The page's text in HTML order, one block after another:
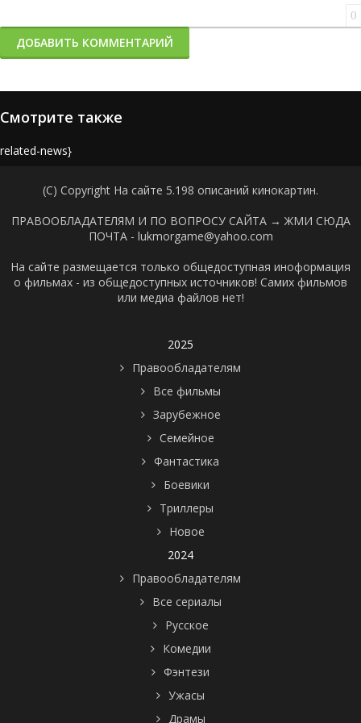
0
ДОБАВИТЬ КОММЕНТАРИЙ
Смотрите также
news}
(C) Copyright На сайте 5.198 описаний кинокартин.
ПРАВООБЛАДАТЕЛЯМ И ПО ВОПРОСУ САЙТА → ЖМИ СЮДА
ПОЧТА - lukmorgame@yahoo.com
На сайте размещается только общедоступная иноформация
о фильмах - из общедоступных источников! Самих фильмов
или медиа файлов нет!
2025
Правообладателям
Все фильмы
Зарубежное
Семейное
Фантастика
Боевики
Триллеры
Новое
2024
Правообладателям
Все сериалы
Русское
Комедии
Фэнтези
Ужасы
Драмы